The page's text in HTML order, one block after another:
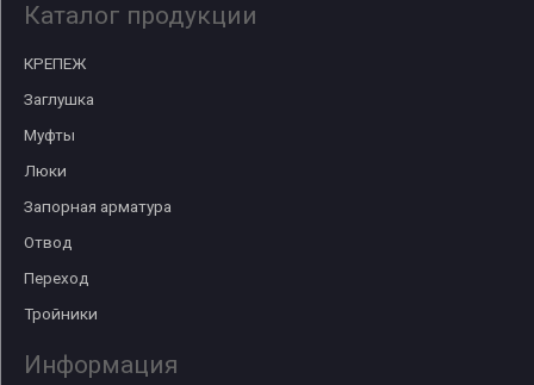
Каталог продукции
КРЕПЕЖ
Заглушка
Муфты
Люки
Запорная арматура
Отвод
Переход
Тройники
Информация